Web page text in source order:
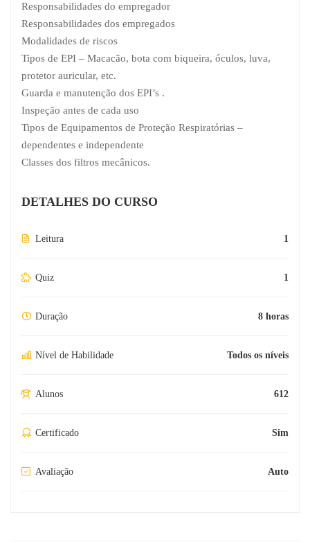
Responsabilidades do empregador
Responsabilidades dos empregados
Modalidades de riscos
Tipos de EPI – Macacão, bota com biqueira, óculos, luva,
protetor auricular, etc.
Guarda e manutenção dos EPI’s .
Inspeção antes de cada uso
Tipos de Equipamentos de Proteção Respiratórias –
dependentes e independente
Classes dos filtros mecânicos.
DETALHES DO CURSO
Leitura 1
Quiz 1
Duração 8 horas
Nível de Habilidade Todos os níveis
Alunos 612
Certificado Sim
Avaliação Auto